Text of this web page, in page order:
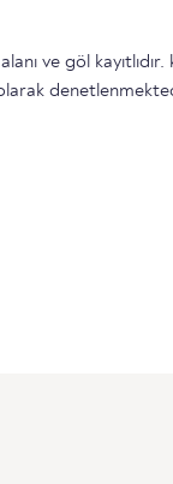
ve göl kayıtlıdır.